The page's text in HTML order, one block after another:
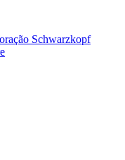
Schwarzkopf